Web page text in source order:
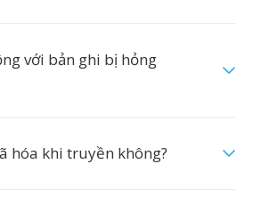
với bản ghi bị hỏng
hóa khi truyền không?